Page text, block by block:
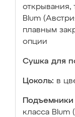
открывания,
Blum
плавным
опции
Сушка для
Цоколь: в
Подъемники
класса Blum